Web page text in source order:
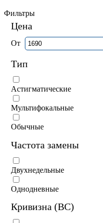
Фильтры
Цена
От
Тип
Астигматические
Мультифокальные
Обычные
Частота замены
Двухнедельные
Однодневные
Кривизна (BC)